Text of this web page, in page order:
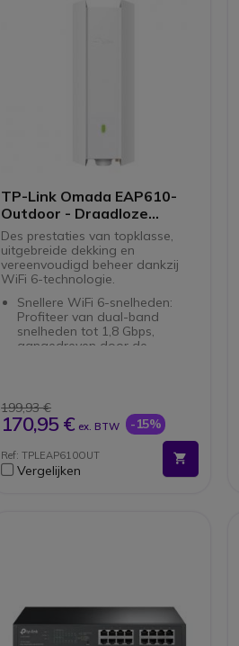
TP-Link Omada EAP610-
Outdoor - Draadloze
toegangspunt - Wi-Fi 6
Des prestaties van topklasse,
uitgebreide dekking en
vereenvoudigd beheer dankzij
WiFi 6-technologie.
Snellere WiFi 6-snelheden:
Profiteer van dual-band
snelheden tot 1,8 Gbps,
aangedreven door de
apparaten, met minder
vertraging, dankzij OFDMA- en
MU-MIMO-technologie.
Groot bereik: Voorzien van
een toegewijde high-power
versterker en professionele
199,93 €
170,95 € ex. BTW -15%
Ref: TPLEAP610OUT
Vergelijken